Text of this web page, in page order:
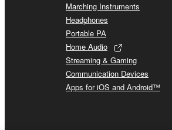
Marching Instruments
Headphones
Portable PA
Home Audio
Streaming & Gaming
Communication Devices
Apps for iOS and Android™